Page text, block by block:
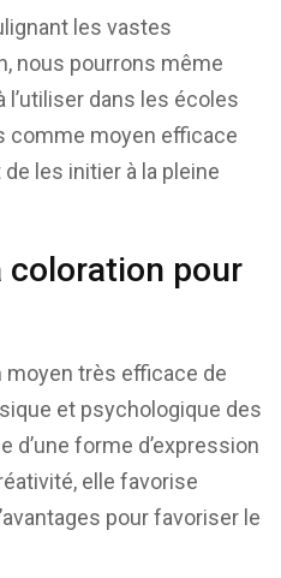
les vastes
nous pourrons même
dans les écoles
comme moyen efficace
les initier à la pleine
coloration pour
moyen très efficace de
et psychologique des
d’une forme d’expression
elle favorise
pour favoriser le